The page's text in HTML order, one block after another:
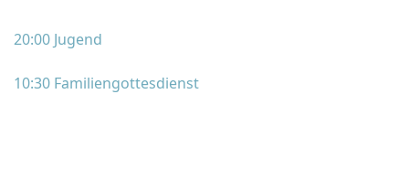
20:00 Jugend
10:30 Familiengottesdienst